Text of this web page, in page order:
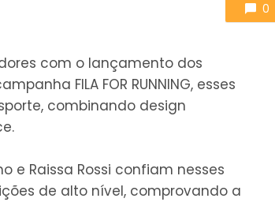
0
com o lançamento dos
FILA FOR RUNNING, esses
combinando design
e Raissa Rossi confiam nesses
de alto nível, comprovando a